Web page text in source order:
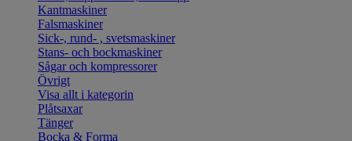
Kantmaskiner
Falsmaskiner
Sick-, rund- , svetsmaskiner
Stans- och bockmaskiner
Sågar och kompressorer
Övrigt
Visa allt i kategorin
Plåtsaxar
Tänger
Bocka & Forma